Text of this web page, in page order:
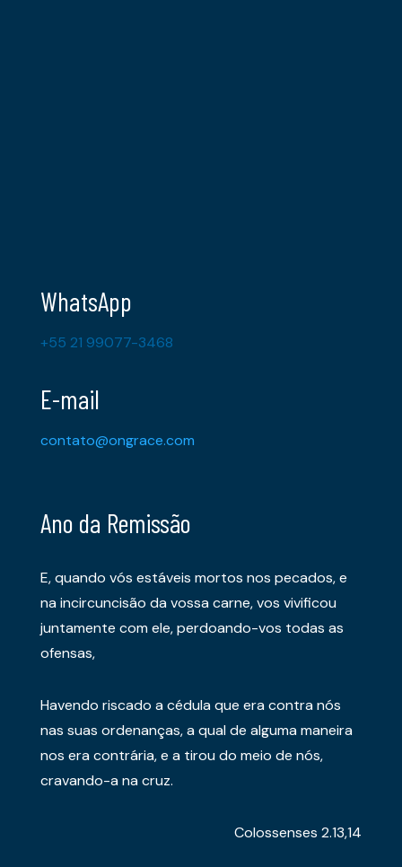
WhatsApp
+55 21 99077-3468
E-mail
contato@ongrace.com
Ano da Remissão
E, quando vós estáveis mortos nos pecados, e
na incircuncisão da vossa carne, vos vivificou
juntamente com ele, perdoando-vos todas as
ofensas,
Havendo riscado a cédula que era contra nós
nas suas ordenanças, a qual de alguma maneira
nos era contrária, e a tirou do meio de nós,
cravando-a na cruz.
Colossenses 2.13,14